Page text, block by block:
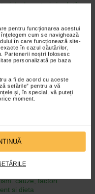
pentru funcționarea acestui
cum se navighează
în care funcționează site-
în cazul căutărilor,
Partenerii noștri folosesc
personalizată pe baza
a fi de acord cu aceste
setările” pentru a vă
și, în special, vă puteți
moment.
declansatori si solutii
medical pentru
de urina, de obicei in
o afectiune frecventa
cat si al adultilor.
cand indica o afectiune si
macar o data
o cantitate
In cele mai multe
cauze, factori
si dieta